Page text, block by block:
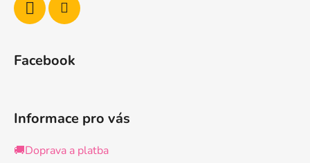
Facebook
Informace pro vás
🚚Doprava a platba